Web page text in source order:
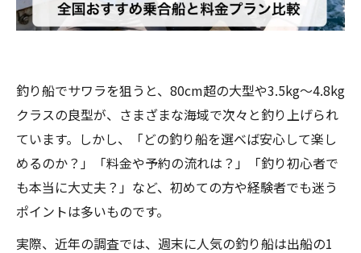
釣り船でサワラを狙うと、80cm超の大型や3.5kg～4.8kg
クラスの良型が、さまざまな海域で次々と釣り上げられ
ています。しかし、「どの釣り船を選べば安心して楽し
めるのか？」「料金や予約の流れは？」「釣り初心者で
も本当に大丈夫？」など、初めての方や経験者でも迷う
ポイントは多いものです。
実際、近年の調査では、週末に人気の釣り船は出船の1